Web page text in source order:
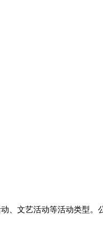
、文艺活动等活动类型。